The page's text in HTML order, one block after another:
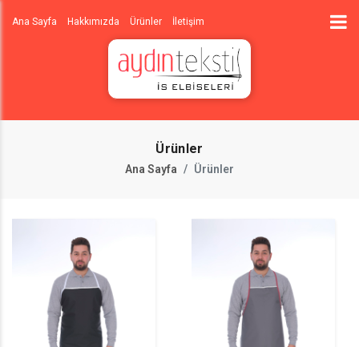
Ana Sayfa Hakkımızda Ürünler İletişim
Ürünler
Ana Sayfa Ürünler